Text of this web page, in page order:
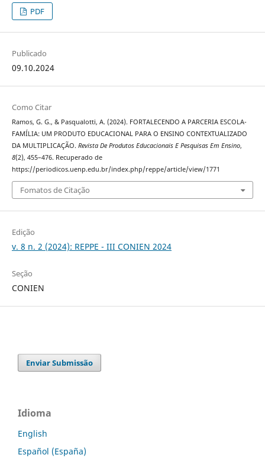
PDF
Publicado
09.10.2024
Como Citar
Ramos, G. G., & Pasqualotti, A. (2024). FORTALECENDO A PARCERIA ESCOLA-
FAMÍLIA: UM PRODUTO EDUCACIONAL PARA O ENSINO CONTEXTUALIZADO
DA MULTIPLICAÇÃO. Revista De Produtos Educacionais E Pesquisas Em Ensino,
8(2), 455–476. Recuperado de
https://periodicos.uenp.edu.br/index.php/reppe/article/view/1771
Fomatos de Citação
Edição
v. 8 n. 2 (2024): REPPE - III CONIEN 2024
Seção
CONIEN
Enviar Submissão
Idioma
English
Español (España)